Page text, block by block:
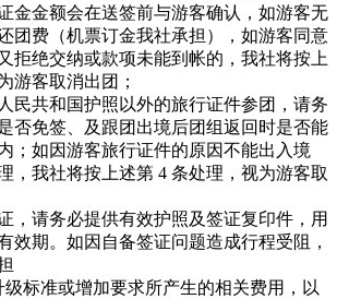
金金额会在送签前与游客确认，如游客无
团费（机票订金我社承担），如游客同意
拒绝交纳或款项未能到帐的，我社将按上
游客取消出团；
民共和国护照以外的旅行证件参团，请务
否免签、及跟团出境后团组返回时是否能
；如因游客旅行证件的原因不能出入境
，我社将按上述第 4 条处理，视为游客取
，请务必提供有效护照及签证复印件，用
效期。如因自备签证问题造成行程受阻，
级标准或增加要求所产生的相关费用，以